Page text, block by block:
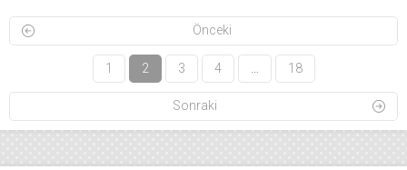
Önceki
1 2 3 4 18
Sonraki